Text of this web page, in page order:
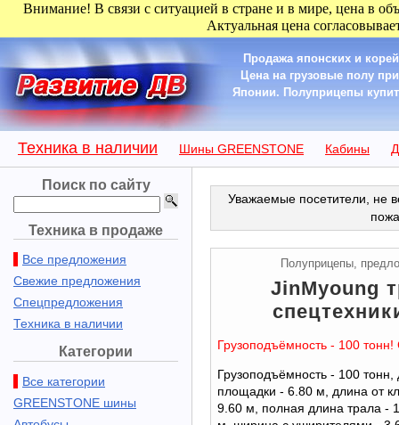
Внимание! В связи с ситуацией в стране и в мире, цена в
Актуальная цена
Продажа японских и
Цена на грузовые полу
Японии. Полуприцепы
Техника в наличии Шины GREENSTONE Кабины
Поиск по сайту
Техника в продаже
Все предложения
Свежие предложения
Спецпредложения
Техника в наличии
Категории
Все категории
GREENSTONE шины
Уважаемые посетители, не
Полуприцепы,
JinMyoung
Грузоподъёмность - 100 тонн!
Грузоподъёмность - 100
площадки - 6.80 м, длина от
9.60 м, полная длина трала -